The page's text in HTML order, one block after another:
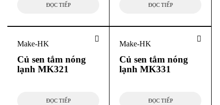
ĐỌC TIẾP ĐỌC TIẾP
Make-HK
Củ sen tắm nóng
lạnh MK321
ĐỌC TIẾP
Make-HK
Củ sen tắm nóng
lạnh MK331
ĐỌC TIẾP